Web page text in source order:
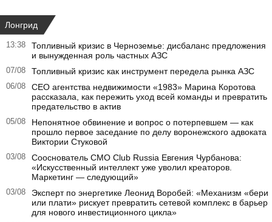
Лонгрид
13:38
Топливный кризис в Черноземье: дисбаланс предложения
и вынужденная роль частных АЗС
07/08 Топливный кризис как инструмент передела рынка АЗС
06/08
CEO агентства недвижимости «1983» Марина Коротова
рассказала, как пережить уход всей команды и превратить
предательство в актив
05/08
Непонятное обвинение и вопрос о потерпевшем — как
прошло первое заседание по делу воронежского адвоката
Виктории Стуковой
03/08
Сооснователь CMO Club Russia Евгения Чурбанова:
«Искусственный интеллект уже уволил креаторов.
Маркетинг — следующий»
03/08
Эксперт по энергетике Леонид Воробей: «Механизм «бери
или плати» рискует превратить сетевой комплекс в барьер
для нового инвестиционного цикла»